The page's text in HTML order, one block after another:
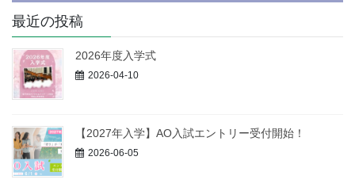
最近の投稿
2026年度入学式
2026-04-10
【2027年入学】AO入試エントリー受付開始！
2026-06-05